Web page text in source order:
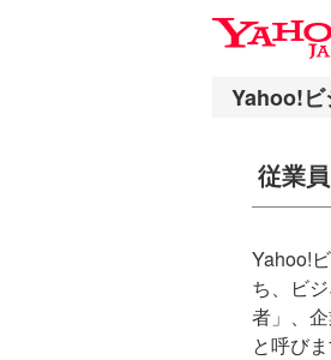
従業
Yahoo!
ち、ビ
者」、
と呼びま